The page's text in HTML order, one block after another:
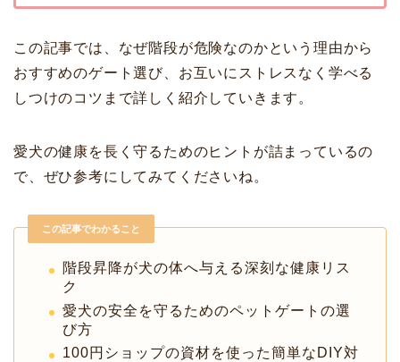
この記事では、なぜ階段が危険なのかという理由から
おすすめのゲート選び、お互いにストレスなく学べる
しつけのコツまで詳しく紹介していきます。
愛犬の健康を長く守るためのヒントが詰まっているの
で、ぜひ参考にしてみてくださいね。
この記事でわかること
階段昇降が犬の体へ与える深刻な健康リス
ク
愛犬の安全を守るためのペットゲートの選
び方
100円ショップの資材を使った簡単なDIY対